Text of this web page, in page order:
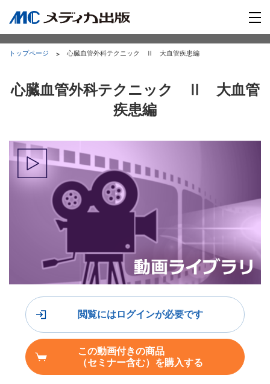
トップページ 心臓血管外科テクニック Ⅱ 大血管疾患編
心臓血管外科テクニック Ⅱ 大血管
疾患編
閲覧にはログインが必要です
この動画付きの商品
（セミナー含む）を購入する